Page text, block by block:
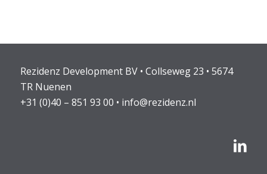
Rezidenz Development BV • Collseweg 23 • 5674
TR Nuenen
+31 (0)40 – 851 93 00 • info@rezidenz.nl